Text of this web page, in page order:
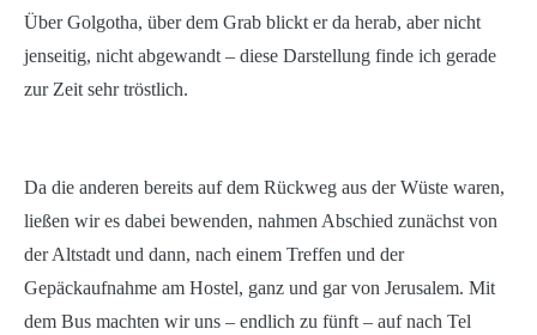
Über Golgotha, über dem Grab blickt er da herab, aber nicht
jenseitig, nicht abgewandt – diese Darstellung finde ich gerade
zur Zeit sehr tröstlich.
Da die anderen bereits auf dem Rückweg aus der Wüste waren,
ließen wir es dabei bewenden, nahmen Abschied zunächst von
der Altstadt und dann, nach einem Treffen und der
Gepäckaufnahme am Hostel, ganz und gar von Jerusalem. Mit
dem Bus machten wir uns – endlich zu fünft – auf nach Tel